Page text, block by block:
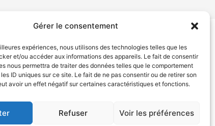
Gérer le consentement
expériences, nous utilisons des technologies telles que les
et/ou accéder aux informations des appareils. Le fait de consentir
nous permettra de traiter des données telles que le comportement
ID uniques sur ce site. Le fait de ne pas consentir ou de retirer son
avoir un effet négatif sur certaines caractéristiques et fonctions.
Refuser Voir les préférences
services Politique de confidentialité